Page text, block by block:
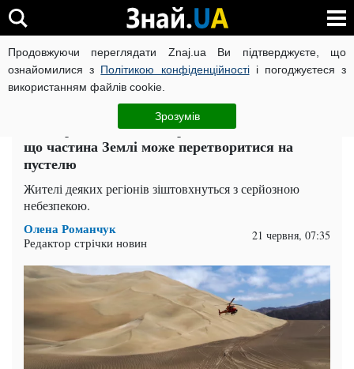
Продовжуючи переглядати Znaj.ua Ви підтверджуєте, що
ознайомилися з Політикою конфіденційностіі погоджуєтеся з
використанням файлів cookie.
Зрозумів
ВІЙНА РОСІЇ ПРОТИ УКРАЇНИ КОРОНАВІРУС В УКРАЇНІ
ЧИТАТЬ НА РУССКОМ
Мільярди людей під загрозою: вчені заявили,
що частина Землі може перетворитися на
пустелю
Жителі деяких регіонів зіштовхнуться з серйозною
небезпекою.
Олена Романчук
Редактор стрічки новин 21 червня, 07:35